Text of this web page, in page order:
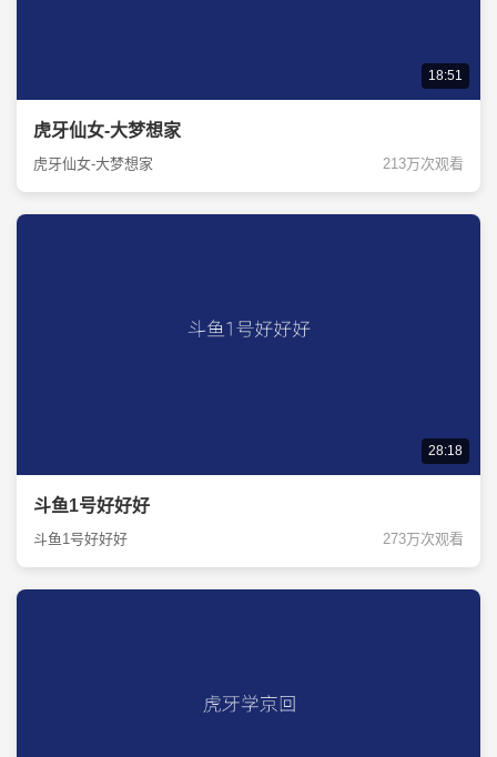
18:51
虎牙仙女-大梦想家
虎牙仙女-大梦想家 213万次观看
28:18
斗鱼1号好好好
斗鱼1号好好好 273万次观看